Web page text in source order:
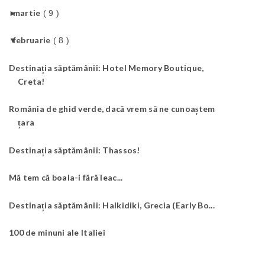
►
martie ( 9 )
▼
februarie ( 8 )
Destinația săptămânii: Hotel Memory Boutique,
Creta!
România de ghid verde, dacă vrem să ne cunoaștem
țara
Destinația săptămânii: Thassos!
Mă tem că boala-i fără leac...
Destinația săptămânii: Halkidiki, Grecia (Early Bo...
100 de minuni ale Italiei